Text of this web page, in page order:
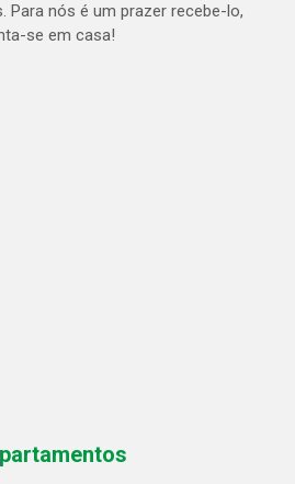
Para nós é um prazer recebe-lo,
se em casa!